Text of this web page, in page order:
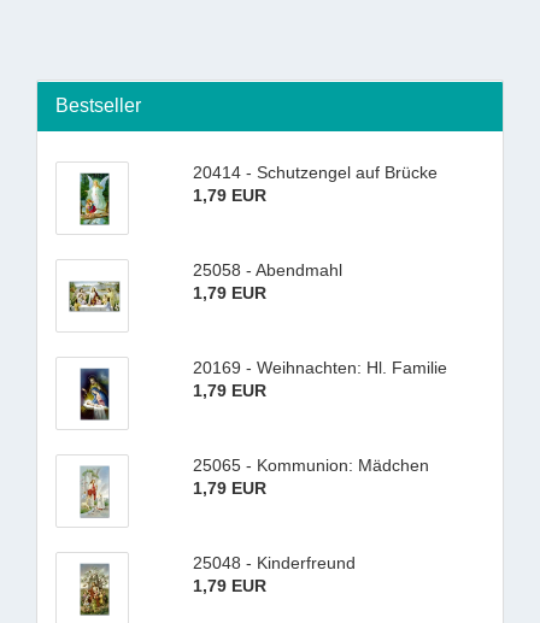
Bestseller
20414 - Schutzengel auf Brücke
1,79 EUR
25058 - Abendmahl
1,79 EUR
20169 - Weihnachten: Hl. Familie
1,79 EUR
25065 - Kommunion: Mädchen
1,79 EUR
25048 - Kinderfreund
1,79 EUR